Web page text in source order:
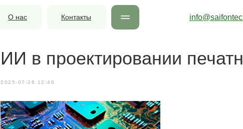
О нас Контакты
ИИ в проектировании
2025-07-26 12:46